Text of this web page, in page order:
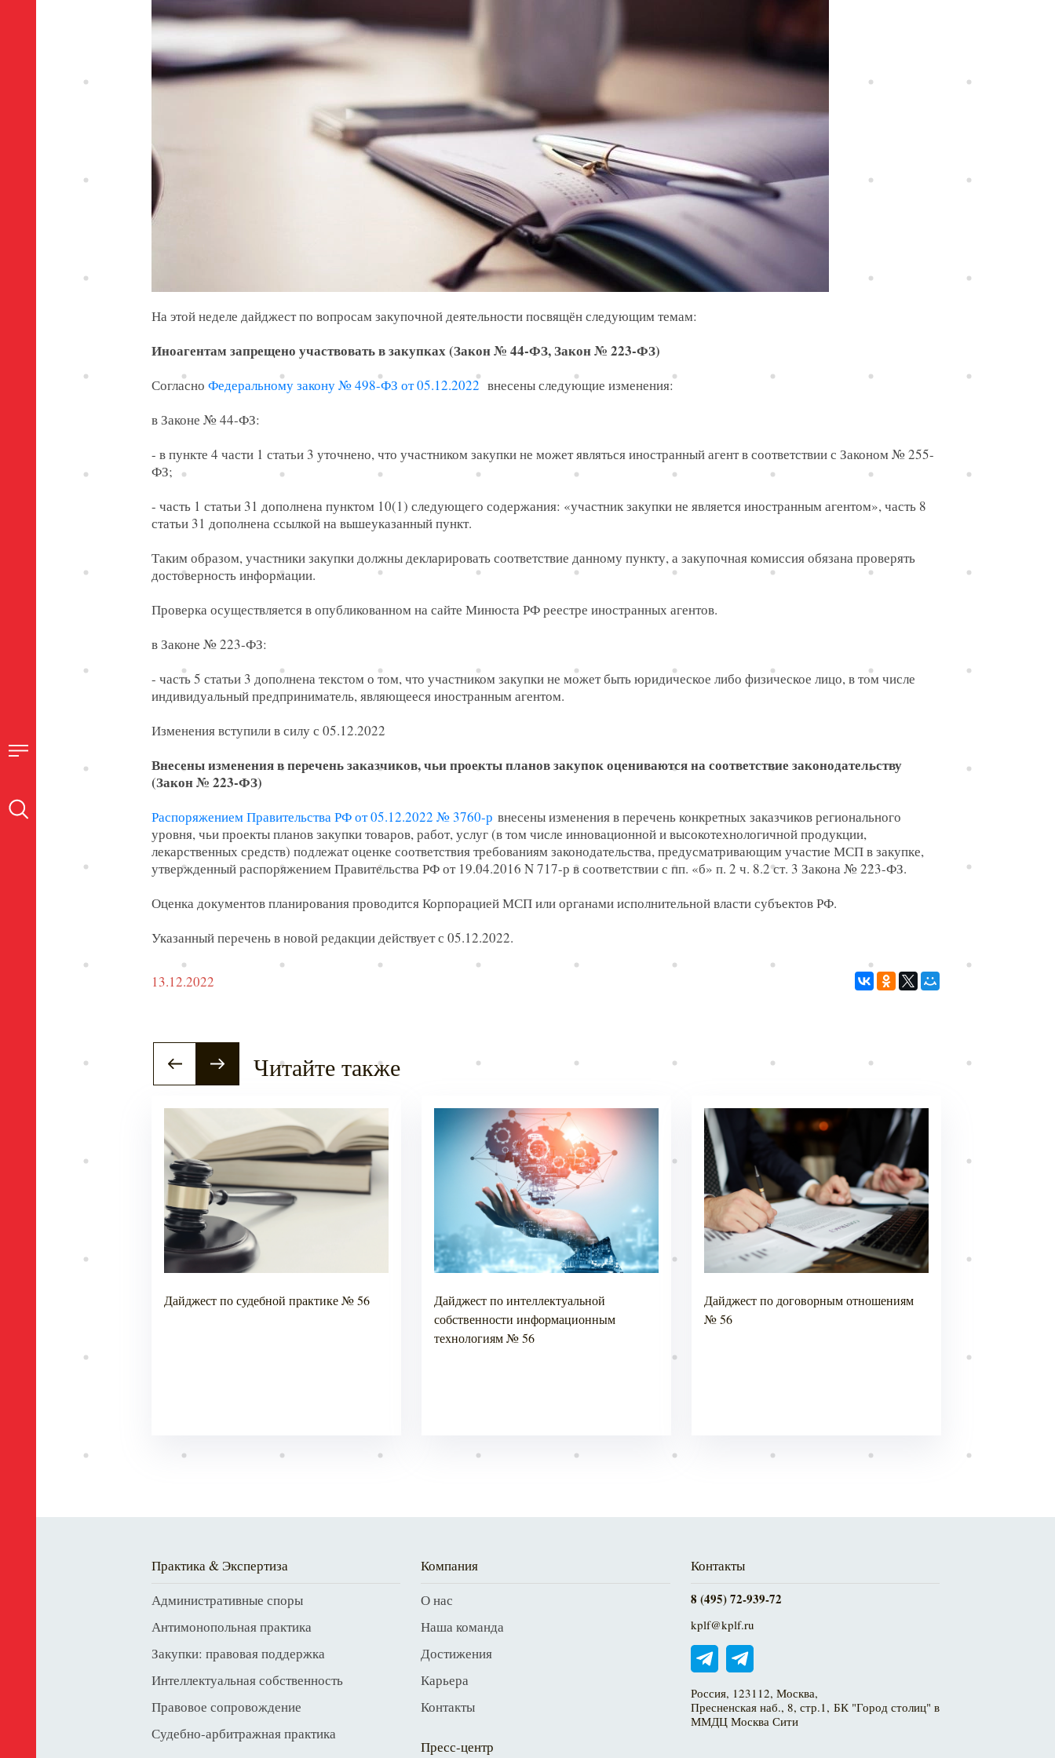
На этой неделе дайджест по вопросам закупочной деятельности посвящён следующим темам:
Иноагентам запрещено участвовать в закупках (Закон № 44-ФЗ, Закон № 223-ФЗ)
Согласно Федеральному закону № 498-ФЗ от 05.12.2022 внесены следующие изменения:
в Законе № 44-ФЗ:
- в пункте 4 части 1 статьи 3 уточнено, что участником закупки не может являться иностранный агент в соответствии с Законом № 255-
ФЗ;
- часть 1 статьи 31 дополнена пунктом 10(1) следующего содержания: «участник закупки не является иностранным агентом», часть 8
статьи 31 дополнена ссылкой на вышеуказанный пункт.
Таким образом, участники закупки должны декларировать соответствие данному пункту, а закупочная комиссия обязана проверять
достоверность информации.
Проверка осуществляется в опубликованном на сайте Минюста РФ реестре иностранных агентов.
в Законе № 223-ФЗ:
- часть 5 статьи 3 дополнена текстом о том, что участником закупки не может быть юридическое либо физическое лицо, в том числе
индивидуальный предприниматель, являющееся иностранным агентом.
Изменения вступили в силу с 05.12.2022
Внесены изменения в перечень заказчиков, чьи проекты планов закупок оцениваются на соответствие законодательству
(Закон № 223-ФЗ)
Распоряжением Правительства РФ от 05.12.2022 № 3760-р внесены изменения в перечень конкретных заказчиков регионального
уровня, чьи проекты планов закупки товаров, работ, услуг (в том числе инновационной и высокотехнологичной продукции,
лекарственных средств) подлежат оценке соответствия требованиям законодательства, предусматривающим участие МСП в закупке,
утвержденный распоряжением Правительства РФ от 19.04.2016 N 717-р в соответствии с пп. «б» п. 2 ч. 8.2 ст. 3 Закона № 223-ФЗ.
Оценка документов планирования проводится Корпорацией МСП или органами исполнительной власти субъектов РФ.
Указанный перечень в новой редакции действует с 05.12.2022.
13.12.2022
Читайте также
Дайджест по судебной практике № 56
Дайджест по интеллектуальной
собственности информационным
технологиям № 56
Дайджест по договорным отношениям
№ 56
Практика & Экспертиза
Административные споры
Антимонопольная практика
Закупки: правовая поддержка
Интеллектуальная собственность
Правовое сопровождение
Судебно-арбитражная практика
Компания
О нас
Наша команда
Достижения
Карьера
Контакты
Пресс-центр
Контакты
8 (495) 72-939-72
kplf@kplf.ru
Россия, 123112, Москва,
Пресненская наб., 8, стр.1, БК "Город столиц" в
ММДЦ Москва Сити
ММДЦ Москва Сити